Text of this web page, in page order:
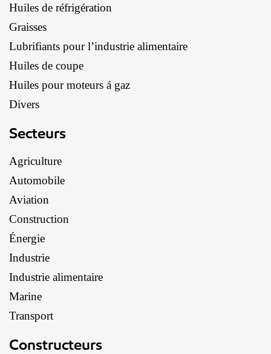
Huiles de réfrigération
Graisses
Lubrifiants pour l’industrie alimentaire
Huiles de coupe
Huiles pour moteurs á gaz
Divers
Secteurs
Agriculture
Automobile
Aviation
Construction
Énergie
Industrie
Industrie alimentaire
Marine
Transport
Constructeurs